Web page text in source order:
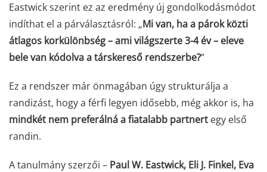
Eastwick szerint ez az eredmény új gondolkodásmódot
indíthat el a párválasztásról: „Mi van, ha a párok közti
átlagos korkülönbség – ami világszerte 3-4 év – eleve
bele van kódolva a társkereső rendszerbe?”
Ez a rendszer már önmagában úgy strukturálja a
randizást, hogy a férfi legyen idősebb, még akkor is, ha
mindkét nem preferálná a fiatalabb partnert egy első
randin.
A tanulmány szerzői – Paul W. Eastwick, Eli J. Finkel, Eva